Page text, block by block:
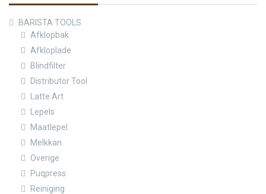
BARISTA TOOLS
Afklopbak
Afkloplade
Blindfilter
Distributor Tool
Latte Art
Lepels
Maatlepel
Melkkan
Overige
Puqpress
Reiniging